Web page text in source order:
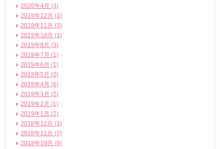
2020年4月 (3)
2019年12月 (1)
2019年11月 (3)
2019年10月 (1)
2019年8月 (3)
2019年7月 (1)
2019年6月 (1)
2019年5月 (2)
2019年4月 (6)
2019年3月 (2)
2019年2月 (1)
2019年1月 (2)
2018年12月 (1)
2018年11月 (7)
2018年10月 (9)